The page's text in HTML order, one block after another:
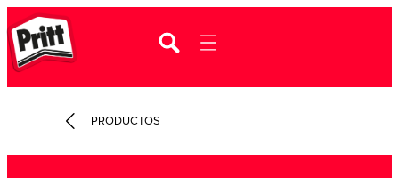
PRODUCTOS